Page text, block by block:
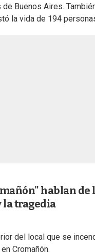
Buenos Aires.
la vida de 194
hablan de
la tragedia
del local que se
Cromañón.